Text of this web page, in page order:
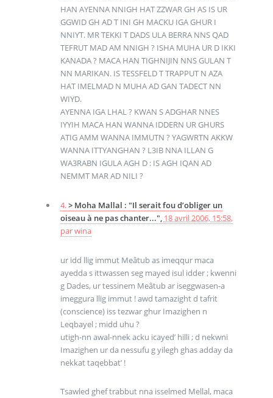
HAN AYENNA NNIGH HAT ZZWAR GH AS IS UR
GGWID GH AD T INI GH MACKU IGA GHUR I
NNIYT. MR TEKKI T DADS ULA BERRA NNS QAD
TEFRUT MAD AM NNIGH ? ISHA MUHA UR D IKKI
KANADA ? MACA HAN TIGHNIJIN NNS GULAN T
NN MARIKAN. IS TESSFELD T TRAPPUT N AZA
HAT IMELMAD N MUHA AD GAN TADECT NN
WIYD.
AYENNA IGA LHAL ? KWAN S ADGHAR NNES
IYYIH MACA HAN WANNA IDDERN UR GHURS
ATIG AMM WANNA IMMUTN ? YAGWRTN AKKW
WANNA ITTYANGHAN ? L3IB NNA ILLAN G
WA3RABN IGULA AGH D : IS AGH IQAN AD
NEMMT MAR AD NILI ?
4.> Moha Mallal : "Il serait fou d’obliger un
oiseau à ne pas chanter...", 18 avril 2006, 15:58,
parwina
ur idd llig immut Meâtub as imeqqur maca
ayedda s ittwassen seg mayed isul idder ; kwenni
g Dades, ur tessinem Meâtub ar iseggwasen-a
imeggura llig immut ! awd tamazight d tafrit
(conscience) iss tezwar ghur Imazighen n
Leqbayel ; midd uhu ?
utigh-nn awal-nnek acku icayed’ hilli ; d nekwni
Imazighen ur da nessufu g yilegh ghas adday da
nekkat taqebbat’ !
Tsawled ghef trabbut nna isselmed Mellal, maca